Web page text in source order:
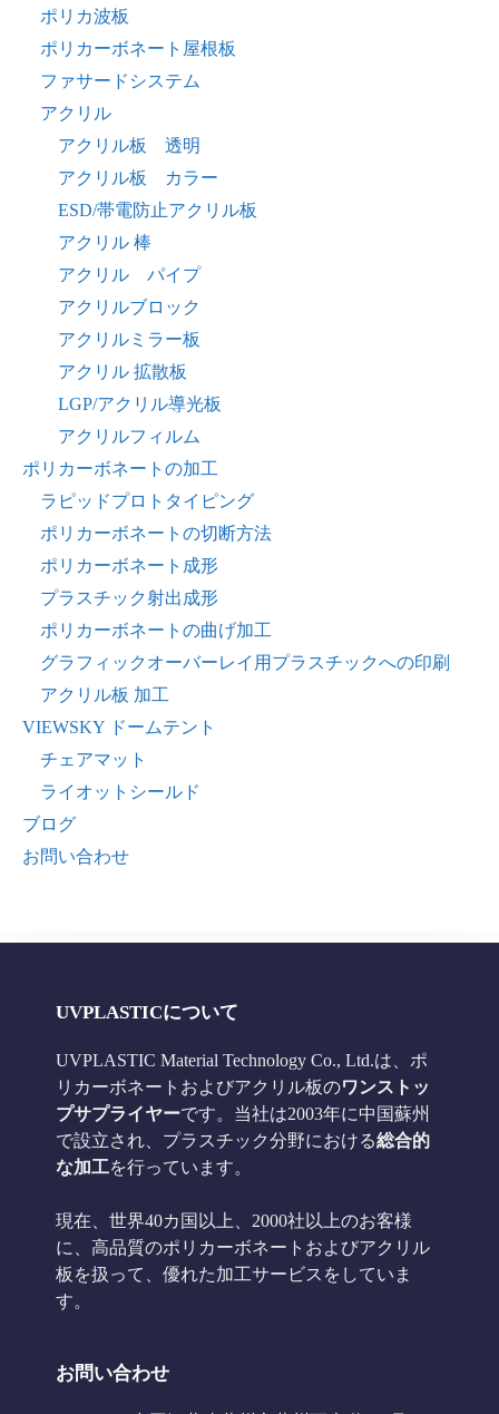
ポリカ波板
ポリカーボネート屋根板
ファサードシステム
アクリル
アクリル板 透明
アクリル板 カラー
ESD/帯電防止アクリル板
アクリル 棒
アクリル パイプ
アクリルブロック
アクリルミラー板
アクリル 拡散板
LGP/アクリル導光板
アクリルフィルム
ポリカーボネートの加工
ラピッドプロトタイピング
ポリカーボネートの切断方法
ポリカーボネート成形
プラスチック射出成形
ポリカーボネートの曲げ加工
グラフィックオーバーレイ用プラスチックへの印刷
アクリル板 加工
VIEWSKY ドームテント
チェアマット
ライオットシールド
ブログ
お問い合わせ
UVPLASTICについて
UVPLASTIC Material Technology Co., Ltd.は、ポ
リカーボネートおよびアクリル板のワンストッ
プサプライヤーです。当社は2003年に中国蘇州
で設立され、プラスチック分野における総合的
な加工を行っています。
現在、世界40カ国以上、2000社以上のお客様
に、高品質のポリカーボネートおよびアクリル
板を扱って、優れた加工サービスをしていま
す。
お問い合わせ